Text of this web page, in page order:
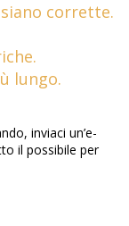
corrette.
lungo.
inviaci un’e-
il possibile per